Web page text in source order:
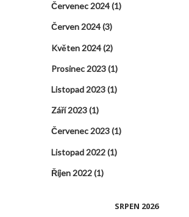
Červenec 2024(1)
Červen 2024(3)
Květen 2024(2)
Prosinec 2023(1)
Listopad 2023(1)
Září 2023(1)
Červenec 2023(1)
Listopad 2022(1)
Říjen 2022(1)
SRPEN 2026